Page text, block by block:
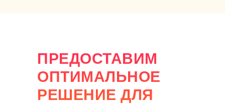
ПРЕДОСТАВИМ
ОПТИМАЛЬНОЕ
РЕШЕНИЕ ДЛЯ